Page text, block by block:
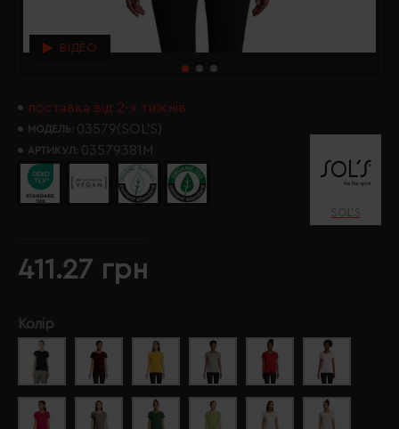
ВІДЕО
поставка від 2-х тижнів
МОДЕЛЬ: 03579(SOL’S)
АРТИКУЛ: 03579381M
SOL’S
411.27 грн
Колір